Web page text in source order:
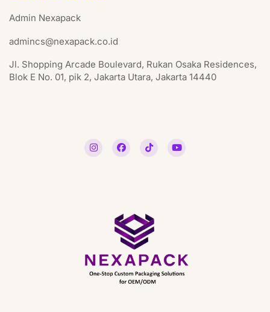
Admin Nexapack
admincs@nexapack.co.id
Jl. Shopping Arcade Boulevard, Rukan Osaka Residences,
Blok E No. 01, pik 2, Jakarta Utara, Jakarta 14440